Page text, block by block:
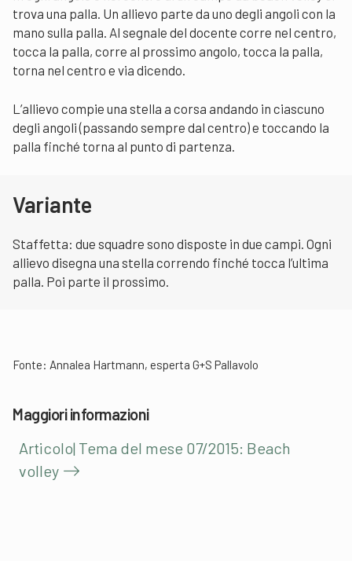
trova una palla. Un allievo parte da uno degli angoli con la
mano sulla palla. Al segnale del docente corre nel centro,
tocca la palla, corre al prossimo angolo, tocca la palla,
torna nel centro e via dicendo.
L’allievo compie una stella a corsa andando in ciascuno
degli angoli (passando sempre dal centro) e toccando la
palla finché torna al punto di partenza.
Variante
Staffetta: due squadre sono disposte in due campi. Ogni
allievo disegna una stella correndo finché tocca l’ultima
palla. Poi parte il prossimo.
Fonte: Annalea Hartmann, esperta G+S Pallavolo
Maggiori informazioni
Articolo| Tema del mese 07/2015: Beach
volley